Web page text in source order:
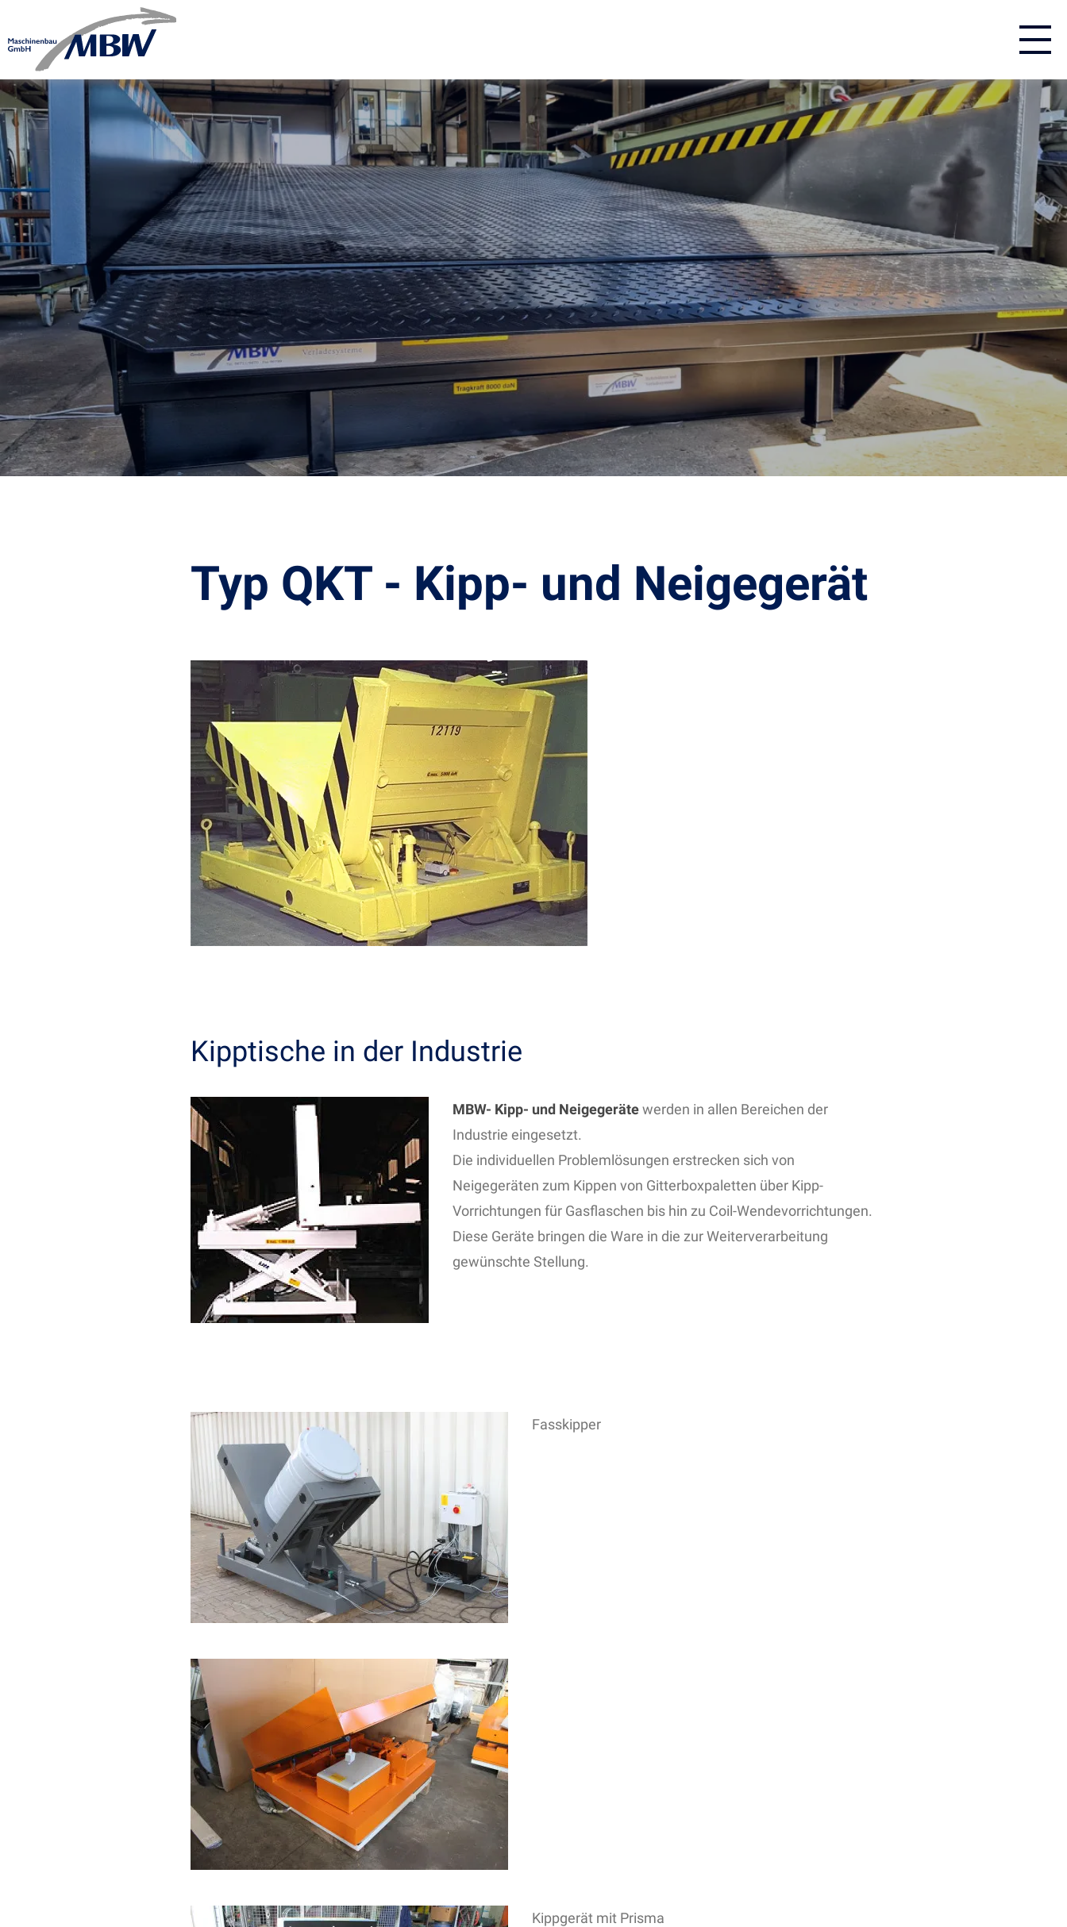
Typ QKT - Kipp- und Neigegerät
Kipptische in der Industrie
MBW- Kipp- und Neigegerätewerden in allen Bereichen der
Industrie eingesetzt.
Die individuellen Problemlösungen erstrecken sich von
Neigegeräten zum Kippen von Gitterboxpaletten über Kipp-
Vorrichtungen für Gasflaschen bis hin zu Coil-Wendevorrichtungen.
Diese Geräte bringen die Ware in die zur Weiterverarbeitung
gewünschte Stellung.
Fasskipper
Kippgerät mit Prisma